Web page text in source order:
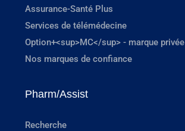
Assurance-Santé Plus
Services de télémédecine
Option+<sup>MC</sup> - marque privée
Nos marques de confiance
Pharm/Assist
Recherche